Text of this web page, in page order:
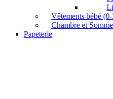
Vêtements bébé
Chambre et
Papeterie